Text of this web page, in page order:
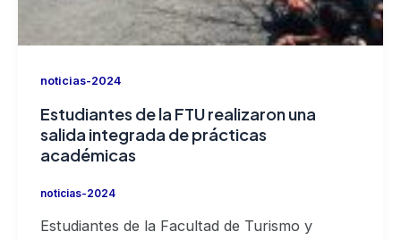
noticias-2024
Estudiantes de la FTU realizaron una
salida integrada de prácticas
académicas
noticias-2024
Estudiantes de la Facultad de Turismo y